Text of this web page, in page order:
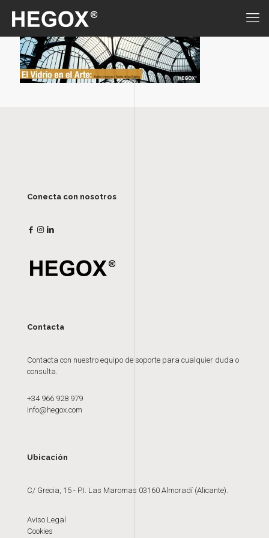
Conecta con nosotros
Contacta
Contacta con nuestro equipo de soporte para cualquier duda o
consulta.
+34 966 928 979
info@hegox.com
Ubicación
C/ Grecia, 15 - P.I. Las Maromas 03160 Almoradí (Alicante).
Aviso Legal
Cookies